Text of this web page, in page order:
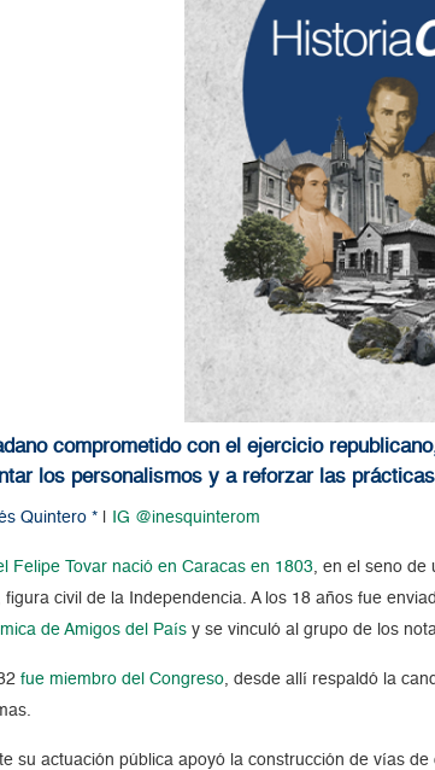
comprometido con el ejercicio
los personalismos y a reforzar las
Quintero * IG @inesquinterom
Felipe Tovar nació en Caracas en 1803 , en el seno
, figura civil de la Independencia. A los 18 años fue
de Amigos del País y se vinculó al grupo de los
fue miembro del Congreso , desde allí respaldó la
su actuación pública apoyó la construcción de vías